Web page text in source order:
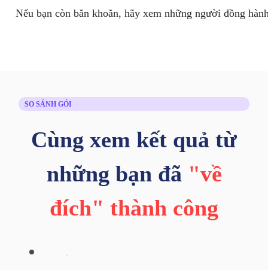
Nếu bạn còn băn khoăn, hãy xem những người đồng
SO SÁNH GÓI
Cùng xem kết quả từ
những bạn đã "về
đích" thành công